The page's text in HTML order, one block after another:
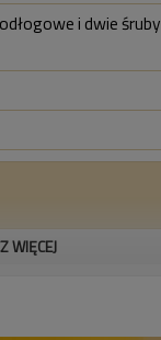
i dwie śruby
WIĘCEJ